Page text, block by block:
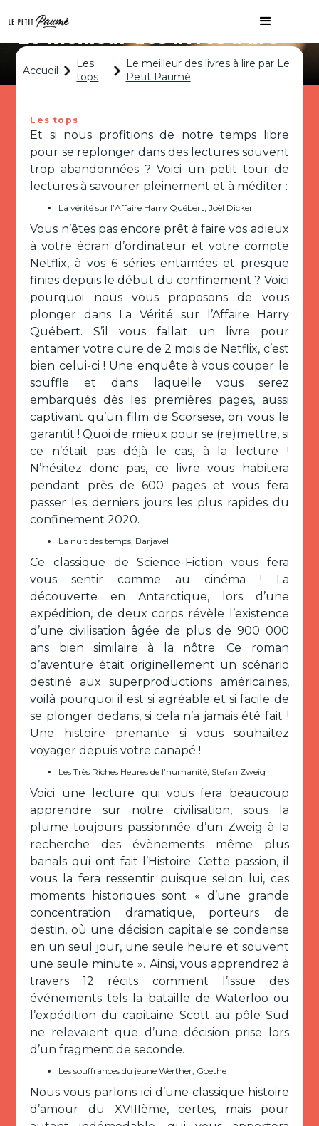
Le meilleur des livres à lire
par Le Petit Paumé
Accueil
Les
tops
Le meilleur des livres à lire par Le
Petit Paumé
Les tops
Et si nous profitions de notre temps libre
pour se replonger dans des lectures souvent
trop abandonnées ? Voici un petit tour de
lectures à savourer pleinement et à méditer :
La vérité sur l’Affaire Harry Québert, Joël Dicker
Vous n’êtes pas encore prêt à faire vos adieux
à votre écran d’ordinateur et votre compte
Netflix, à vos 6 séries entamées et presque
finies depuis le début du confinement ? Voici
pourquoi nous vous proposons de vous
plonger dans La Vérité sur l’Affaire Harry
Québert. S’il vous fallait un livre pour
entamer votre cure de 2 mois de Netflix, c’est
bien celui-ci ! Une enquête à vous couper le
souffle et dans laquelle vous serez
embarqués dès les premières pages, aussi
captivant qu’un film de Scorsese, on vous le
garantit ! Quoi de mieux pour se (re)mettre, si
ce n’était pas déjà le cas, à la lecture !
N’hésitez donc pas, ce livre vous habitera
pendant près de 600 pages et vous fera
passer les derniers jours les plus rapides du
confinement 2020.
La nuit des temps, Barjavel
Ce classique de Science-Fiction vous fera
vous sentir comme au cinéma ! La
découverte en Antarctique, lors d’une
expédition, de deux corps révèle l’existence
d’une civilisation âgée de plus de 900 000
ans bien similaire à la nôtre. Ce roman
d’aventure était originellement un scénario
destiné aux superproductions américaines,
voilà pourquoi il est si agréable et si facile de
se plonger dedans, si cela n’a jamais été fait !
Une histoire prenante si vous souhaitez
voyager depuis votre canapé !
Les Très Riches Heures de l’humanité, Stefan Zweig
Voici une lecture qui vous fera beaucoup
apprendre sur notre civilisation, sous la
plume toujours passionnée d’un Zweig à la
recherche des évènements même plus
banals qui ont fait l’Histoire. Cette passion, il
vous la fera ressentir puisque selon lui, ces
moments historiques sont « d’une grande
concentration dramatique, porteurs de
destin, où une décision capitale se condense
en un seul jour, une seule heure et souvent
une seule minute ». Ainsi, vous apprendrez à
travers 12 récits comment l’issue des
événements tels la bataille de Waterloo ou
l’expédition du capitaine Scott au pôle Sud
ne relevaient que d’une décision prise lors
d’un fragment de seconde.
Les souffrances du jeune Werther, Goethe
Nous vous parlons ici d’une classique histoire
d’amour du XVIIIème, certes, mais pour